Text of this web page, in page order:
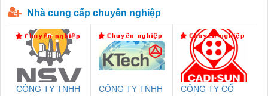
Nhà cung cấp chuyên nghiệp
CÔNG TY TNHH
CÔNG TY TNHH
CÔNG TY CỔ